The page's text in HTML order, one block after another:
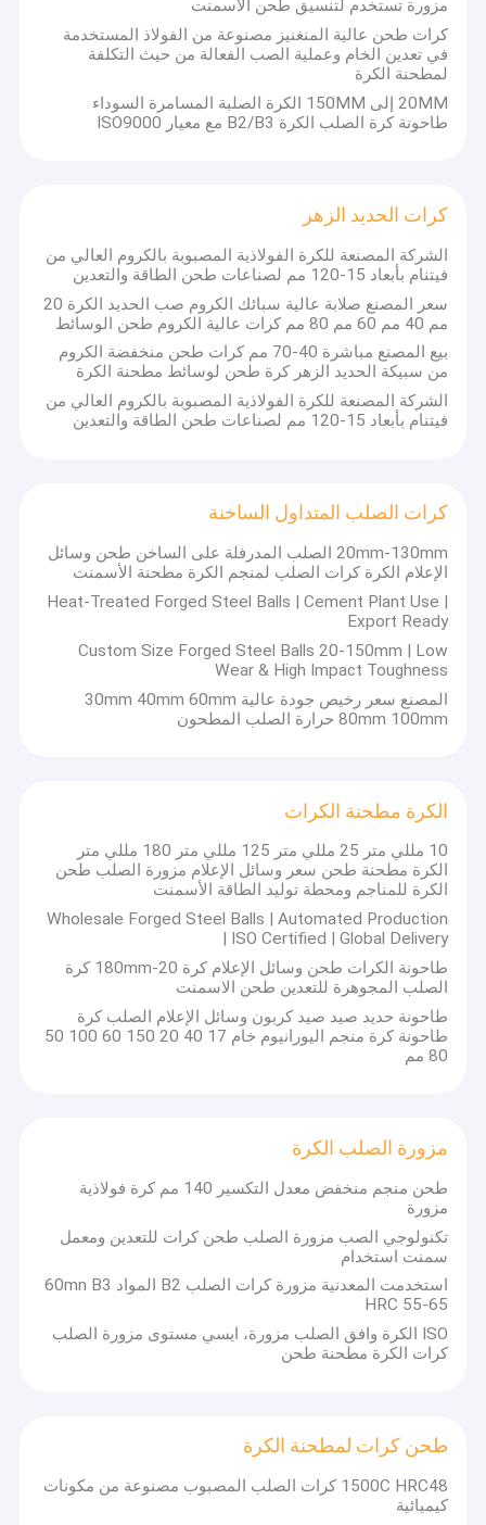
المنتجات
حولنا
مزورة تستخدم لتنسيق طحن الأسمنت
كرات طحن عالية المنغنيز مصنوعة من الفولاذ المستخدمة
في تعدين الخام وعملية الصب الفعالة من حيث التكلفة
لمطحنة الكرة
20MM إلى 150MM الكرة الصلبة المسامرة السوداء
طاحونة كرة الصلب الكرة B2/B3 مع معيار ISO9000
كرات الحديد الزهر
الشركة المصنعة للكرة الفولاذية المصبوبة بالكروم العالي من
فيتنام بأبعاد 15-120 مم لصناعات طحن الطاقة والتعدين
سعر المصنع صلابة عالية سبائك الكروم صب الحديد الكرة 20
مم 40 مم 60 مم 80 مم كرات عالية الكروم طحن الوسائط
بيع المصنع مباشرة 40-70 مم كرات طحن منخفضة الكروم
من سبيكة الحديد الزهر كرة طحن لوسائط مطحنة الكرة
الشركة المصنعة للكرة الفولاذية المصبوبة بالكروم العالي من
فيتنام بأبعاد 15-120 مم لصناعات طحن الطاقة والتعدين
كرات الصلب المتداول الساخنة
20mm-130mm الصلب المدرفلة على الساخن طحن وسائل
الإعلام الكرة كرات الصلب لمنجم الكرة مطحنة الأسمنت
Heat-Treated Forged Steel Balls | Cement Plant Use |
Export Ready
Custom Size Forged Steel Balls 20-150mm | Low
Wear & High Impact Toughness
المصنع سعر رخيص جودة عالية 30mm 40mm 60mm
80mm 100mm حرارة الصلب المطحون
الكرة مطحنة الكرات
10 مللي متر 25 مللي متر 125 مللي متر 180 مللي متر
الكرة مطحنة طحن سعر وسائل الإعلام مزورة الصلب طحن
الكرة للمناجم ومحطة توليد الطاقة الأسمنت
Wholesale Forged Steel Balls | Automated Production
| ISO Certified | Global Delivery
طاحونة الكرات طحن وسائل الإعلام كرة 20-180mm كرة
الصلب المجوهرة للتعدين طحن الاسمنت
طاحونة حديد صيد صيد كربون وسائل الإعلام الصلب كرة
طاحونة كرة منجم اليورانيوم خام 17 40 20 150 60 100 50
80 مم
مزورة الصلب الكرة
طحن منجم منخفض معدل التكسير 140 مم كرة فولاذية
مزورة
تكنولوجي الصب مزورة الصلب طحن كرات للتعدين ومعمل
سمنت استخدام
استخدمت المعدنية مزورة كرات الصلب B2 المواد 60mn B3
HRC 55-65
ISO الكرة وافق الصلب مزورة، ايسي مستوى مزورة الصلب
كرات الكرة مطحنة طحن
طحن كرات لمطحنة الكرة
1500C HRC48 كرات الصلب المصبوب مصنوعة من مكونات
كيميائية
المحدودة ، هي الشركة الرائدة والمصدر المهنية
يتم تصدير منتجاتنا كرات طحن وسائل الإعلام أساسا إلى أكثر من 20 دولة
ومنطقة في العالم ، مثل اليابان وكوريا وجنوب أفريقيا وزامبيا وماليزيا